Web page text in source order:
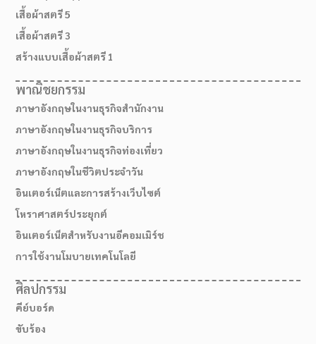
เสื้อผ้าสตรี 5
เสื้อผ้าสตรี 3
สร้างแบบเสื้อผ้าสตรี 1
พาณิชยกรรม
ภาษาอังกฤษในงานธุรกิจสำนักงาน
ภาษาอังกฤษในงานธุรกิจบริการ
ภาษาอังกฤษในงานธุรกิจท่องเที่ยว
ภาษาอังกฤษในชีวิตประจำวัน
อินเตอร์เน็ตและการสร้างเว็บไซต์
โหราศาสตร์ประยุกต์
อินเตอร์เน็ตสำหรับงานอีคอมเมิร์ช
การใช้งานโมบายเทคโนโลยี
ศิลปกรรม
คีย์บอร์ด
ขับร้อง